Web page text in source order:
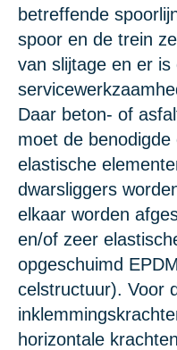
betreffende
spoor en de trein
van slijtage en er
Daar beton- of
moet de
elastische
dwarsliggers
elkaar worden
en/of zeer
opgeschuimd
celstructuur). Voor
horizontale